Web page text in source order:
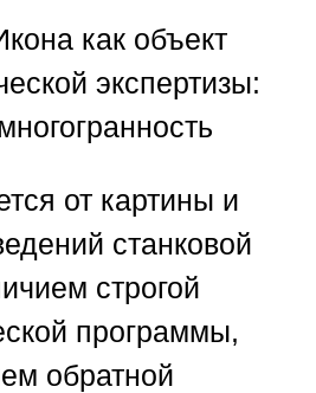
как объект
экспертизы:
от картины и
станковой
строгой
программы,
обратной